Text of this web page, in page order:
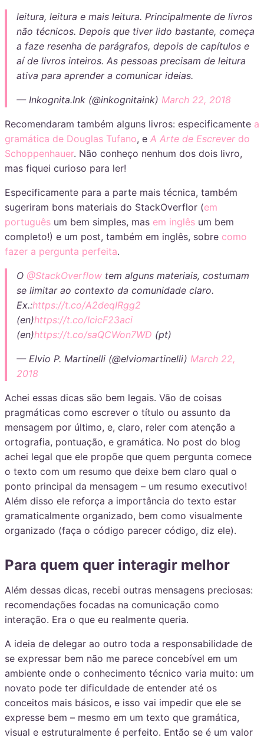
leitura, leitura e mais leitura. Principalmente de livros
não técnicos. Depois que tiver lido bastante, começa
a faze resenha de parágrafos, depois de capítulos e
aí de livros inteiros. As pessoas precisam de leitura
ativa para aprender a comunicar ideias.
— Inkognita.Ink (@inkognitaink) March 22, 2018
Recomendaram também alguns livros: especificamente a
gramática de Douglas Tufano, e A Arte de Escreverdo
Schoppenhauer. Não conheço nenhum dos dois livro,
mas fiquei curioso para ler!
Especificamente para a parte mais técnica, também
sugeriram bons materiais do StackOverflor (em
português um bem simples, mas em inglês um bem
completo!) e um post, também em inglês, sobre como
fazer a pergunta perfeita.
O @StackOverflow tem alguns materiais, costumam
se limitar ao contexto da comunidade claro.
Ex.:https://t.co/A2deqIRgg2
(en)https://t.co/IcicF23aci
(en)https://t.co/saQCWon7WD (pt)
— Elvio P. Martinelli (@elviomartinelli) March 22,
2018
Achei essas dicas são bem legais. Vão de coisas
pragmáticas como escrever o título ou assunto da
mensagem por último, e, claro, reler com atenção a
ortografia, pontuação, e gramática. No post do blog
achei legal que ele propõe que quem pergunta comece
o texto com um resumo que deixe bem claro qual o
ponto principal da mensagem – um resumo executivo!
Além disso ele reforça a importância do texto estar
gramaticalmente organizado, bem como visualmente
organizado (faça o código parecer código, diz ele).
Para quem quer interagir melhor
Além dessas dicas, recebi outras mensagens preciosas:
recomendações focadas na comunicação como
interação. Era o que eu realmente queria.
A ideia de delegar ao outro toda a responsabilidade de
se expressar bem não me parece concebível em um
ambiente onde o conhecimento técnico varia muito: um
novato pode ter dificuldade de entender até os
conceitos mais básicos, e isso vai impedir que ele se
expresse bem – mesmo em um texto que gramática,
visual e estruturalmente é perfeito. Então se é um valor